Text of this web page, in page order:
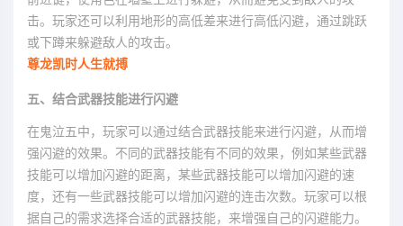
击。玩家还可以利用地形的高低差来进行高低闪避，通过跳跃
或下蹲来躲避敌人的攻击。
尊龙凯时人生就搏
五、结合武器技能进行闪避
在鬼泣五中，玩家可以通过结合武器技能来进行闪避，从而增
强闪避的效果。不同的武器技能有不同的效果，例如某些武器
技能可以增加闪避的距离，某些武器技能可以增加闪避的速
度，还有一些武器技能可以增加闪避的连击次数。玩家可以根
据自己的需求选择合适的武器技能，来增强自己的闪避能力。